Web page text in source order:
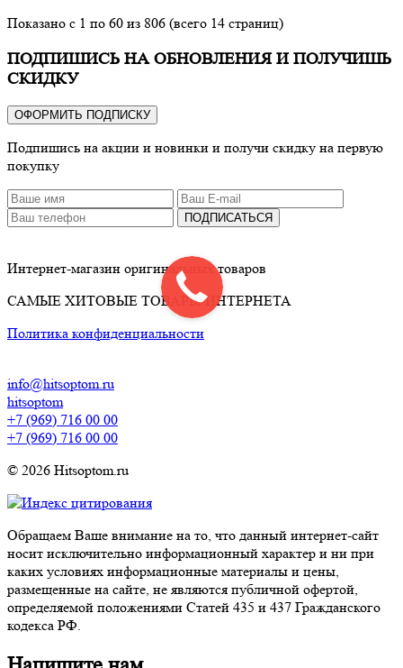
Показано с 1 по 60 из 806 (всего 14 страниц)
ПОДПИШИСЬ НА ОБНОВЛЕНИЯ И ПОЛУЧИШЬ
СКИДКУ
ОФОРМИТЬ ПОДПИСКУ
Подпишись на акции и новинки и получи скидку на первую
покупку
ПОДПИСАТЬСЯ
Интернет-магазин оригинальных товаров
САМЫЕ ХИТОВЫЕ ТОВАРЫ ИНТЕРНЕТА
Политика конфиденциальности
info@hitsoptom.ru
hitsoptom
+7 (969) 716 00 00
+7 (969) 716 00 00
© 2026 Hitsoptom.ru
Обращаем Ваше внимание на то, что данный интернет-сайт
носит исключительно информационный характер и ни при
каких условиях информационные материалы и цены,
размещенные на сайте, не являются публичной офертой,
определяемой положениями Статей 435 и 437 Гражданского
кодекса РФ.